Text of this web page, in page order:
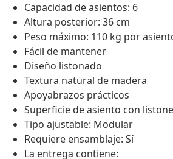
Capacidad de asientos: 6
Altura posterior: 36 cm
Peso máximo: 110 kg por
Fácil de mantener
Diseño listonado
Textura natural de madera
Apoyabrazos prácticos
Superficie de asiento con
Tipo ajustable: Modular
Requiere ensamblaje: Sí
La entrega contiene: